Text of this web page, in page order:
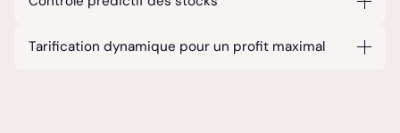
tendances en temps réel.
Réduisez les erreurs de stock et les stocks
Tarification dynamique pour un profit maximal